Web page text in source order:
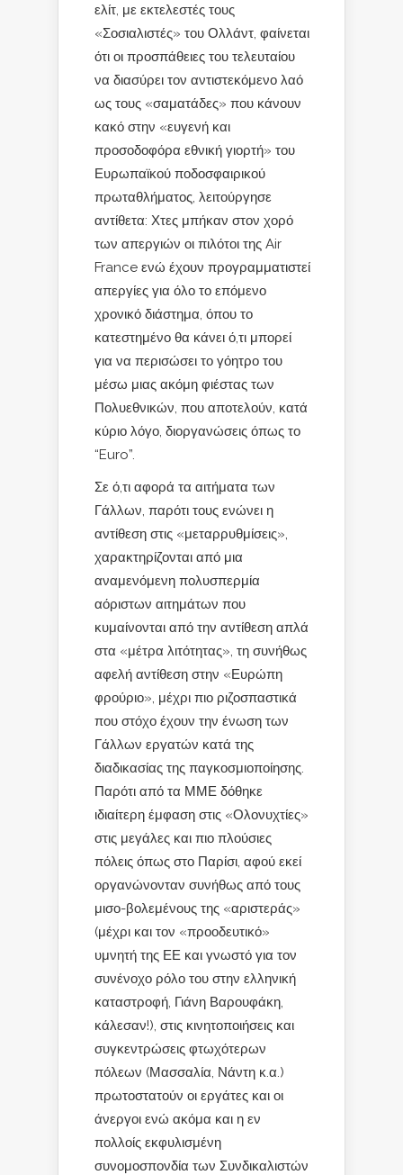
ελίτ, με εκτελεστές τους
«Σοσιαλιστές» του Ολλάντ, φαίνεται
ότι οι προσπάθειες του τελευταίου
να διασύρει τον αντιστεκόμενο λαό
ως τους «σαματάδες» που κάνουν
κακό στην «ευγενή και
προσοδοφόρα εθνική γιορτή» του
Ευρωπαϊκού ποδοσφαιρικού
πρωταθλήματος, λειτούργησε
αντίθετα: Χτες μπήκαν στον χορό
των απεργιών οι πιλότοι της Air
France ενώ έχουν προγραμματιστεί
απεργίες για όλο το επόμενο
χρονικό διάστημα, όπου το
κατεστημένο θα κάνει ό,τι μπορεί
για να περισώσει το γόητρο του
μέσω μιας ακόμη φιέστας των
Πολυεθνικών, που αποτελούν, κατά
κύριο λόγο, διοργανώσεις όπως το
“Euro”.
Σε ό,τι αφορά τα αιτήματα των
Γάλλων, παρότι τους ενώνει η
αντίθεση στις «μεταρρυθμίσεις»,
χαρακτηρίζονται από μια
αναμενόμενη πολυσπερμία
αόριστων αιτημάτων που
κυμαίνονται από την αντίθεση απλά
στα «μέτρα λιτότητας», τη συνήθως
αφελή αντίθεση στην «Ευρώπη
φρούριο», μέχρι πιο ριζοσπαστικά
που στόχο έχουν την ένωση των
Γάλλων εργατών κατά της
διαδικασίας της παγκοσμιοποίησης.
Παρότι από τα ΜΜΕ δόθηκε
ιδιαίτερη έμφαση στις «Ολονυχτίες»
στις μεγάλες και πιο πλούσιες
πόλεις όπως στο Παρίσι, αφού εκεί
οργανώνονταν συνήθως από τους
μισο-βολεμένους της «αριστεράς»
(μέχρι και τον «προοδευτικό»
υμνητή της ΕΕ και γνωστό για τον
συνένοχο ρόλο του στην ελληνική
καταστροφή, Γιάνη Βαρουφάκη,
κάλεσαν!), στις κινητοποιήσεις και
συγκεντρώσεις φτωχότερων
πόλεων (Μασσαλία, Νάντη κ.α.)
πρωτοστατούν οι εργάτες και οι
άνεργοι ενώ ακόμα και η εν
πολλοίς εκφυλισμένη
συνομοσπονδία των Συνδικαλιστών